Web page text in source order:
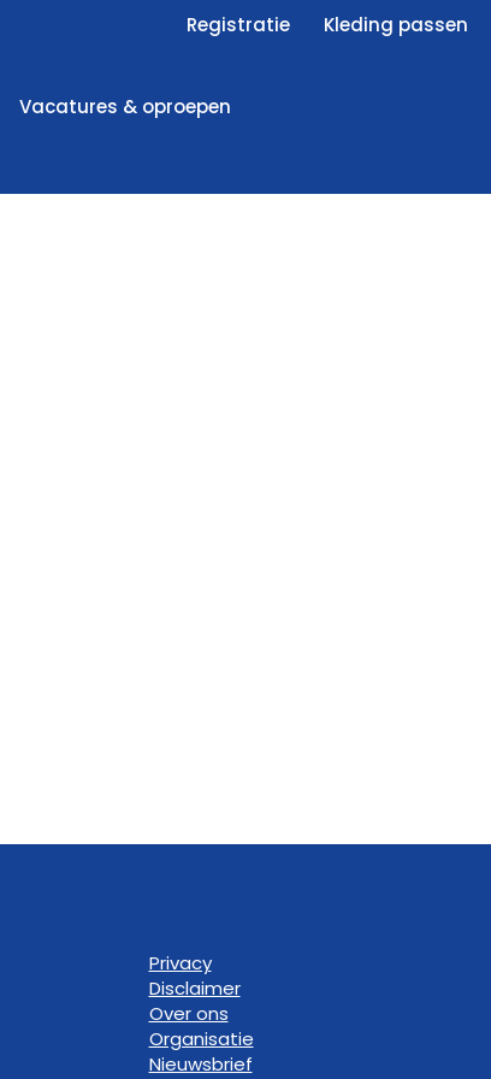
Registratie Kleding passen
Vacatures & oproepen
Privacy
Disclaimer
Over ons
Organisatie
Nieuwsbrief